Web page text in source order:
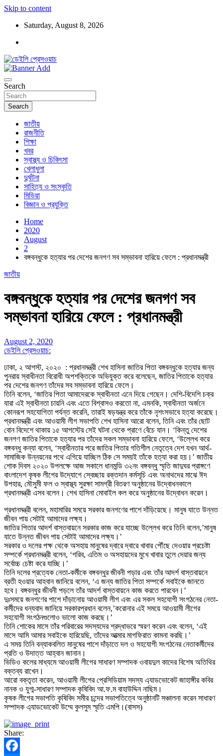
Skip to content
Saturday, August 8, 2026
ডেইলি প্রেসওয়াচ
Search
Search
জাতীয়
রাজনীতি
শিক্ষা
খবর
স্বাস্থ্য ও চিকিৎসা
খেলাধুলা
দুর্ঘটনা
সাহিত্য ও সংস্কৃতি
মিডিয়া
বিজ্ঞান ও প্রযুক্তি
Home
2020
August
2
বঙ্গবন্ধুকে হত্যার পর দেশের জনগণ সব সম্ভাবনা হারিয়ে ফেলে : প্রধানমন্ত্রী
জাতীয়
বঙ্গবন্ধুকে হত্যার পর দেশের জনগণ সব
সম্ভাবনা হারিয়ে ফেলে : প্রধানমন্ত্রী
August 2, 2020
ডেইলি প্রেসওয়াচ:
ঢাকা, ২ আগস্ট, ২০২০ : প্রধানমন্ত্রী শেখ হাসিনা জাতির পিতা বঙ্গবন্ধুকে হত্যার জন্য
পুনরায় স্বাধীনতা বিরোধী অপশক্তিকে অভিযুক্ত করে বলেছেন, জাতির পিতাকে হত্যার
পর দেশের জনগণ তাঁদের সব সম্ভাবনা হারিয়ে ফেলে।
তিনি বলেন, ‘জাতির পিতা আমাদেরকে স্বাধীনতা এনে দিয়ে গেছেন। দেশি-বিদেশি চক্র
যারা এই স্বাধীনতা চায়নি এবং এতে বিশ্বাসও করতো না, এমনকি, স্বাধীনতা অর্জনে
কোনরূপ সহযোগিতা পর্যন্ত করেনি, তারাই ষড়যন্ত্র করে তাঁকে নৃশংসভাবে হত্যা করেছে।
প্রধানমন্ত্রী এবং আওয়ামী লীগ সভাপতি শেখ হাসিনা আরো বলেন, তিনি এবং তাঁর ছোট
বোন বিদেশে থাকায় ১৫ আগস্টের সেই ঘটনা থেকে প্রাণে বেঁচে যান। ‘কিন্তু দেশের
জনগণ জাতির পিতাকে হত্যার পর তাঁদের সকল সম্ভাবনা হারিয়ে ফেলে, ‘উল্লেখ করে
বঙ্গবন্ধু কন্যা বলেন, ‘স্বাধীনতার পরে জাতির পিতার গতিশীল নেতৃত্বে দেশ যখন আর্থ-
সামাজিক উন্নয়নের পথে এগিয়ে যাচ্ছিল ঠিক সে সময়ই তাঁকে হত্যা করা হয়।’ জাতীয়
শোক দিবস ২০২০ উপলক্ষে আজ সকালে ধানমন্ডি ৩২নং বঙ্গবন্ধু স্মৃতি জাদুঘর প্রাঙ্গণে
বাংলাদেশ কৃষক লীগের উদ্যোগে স্বেচ্ছায় রক্তদান কর্মসূচি এবং অনাথদের মাঝে ঈদ
উপহার, মৌসুমী ফল ও স্বাস্থ্য সুরক্ষা সামগ্রী বিতরণ অনুষ্ঠানের উদ্বোধনকালে
প্রধানমন্ত্রী এসব বলেন। শেখ হাসিনা মোবাইল কল করে অনুষ্ঠানের উদ্বোধন করেন।
প্রধানমন্ত্রী বলেন, মহামারির সময়ে সরকার জনগণের পাশে দাঁড়িয়েছে। মানুষ যাতে উন্নত
জীবন পায় সেটাই আমাদের লক্ষ্য।
জাতির পিতার আদর্শ বাস্তবায়নে সরকার কাজ করে যাচ্ছে উল্লেখ করে তিনি বলেন,’মানুষ
যাতে উন্নত জীবন পায় সেটাই আমাদের লক্ষ্য।’
সরকার ও দলের পক্ষ থেকে অসহায় মানুষের দ্বারে দ্বারে খাবার পৌঁছে দেওয়ার প্রচেষ্টা
সম্পর্কে প্রধানমন্ত্রী বলেন, ‘গরিব, এতিম ও অসহায়দের মুখে খাবার তুলে দেয়ার জন্য
সর্বোচ্চ চেষ্টা করে যাচ্ছি।’
তিনি দলের প্রত্যেক নেতা-কর্মীকে বঙ্গবন্ধুর জীবনী পড়ার এবং তাঁর আদর্শ বাস্তবায়নে
ব্রতী হওয়ার আহবান জানিয়ে বলেন, ‘এ জন্য জাতির পিতা সম্পর্কে সবাইকে জানতে
হবে। বঙ্গবন্ধুর জীবনী পড়লে তাঁর আদর্শ বাস্তবায়নে কাজ করতে পারবেন।’
দুঃসময়ে জনগণের পাশে দাঁড়ানোয় আওয়ামী লীগ এবং এর সকল সহযোগী সংগঠনের নেতা-
কর্মীদের ধন্যবাদ জানিয়ে সরকারপ্রধান বলেন,’করোনার এই সময়ে আওয়ামী লীগের
সহযোগী সংগঠনগুলোও ভালো কাজ করছে।’
তিনি শোকের মাসে তাঁর পরিবারের সদস্যদের শ্রদ্ধাভরে স্মরণ করেন এবং বলেন, ‘এই
মাসে আমি আমার সবাইকে হারিয়েছি, তাঁদের আত্মার মাগফিরাত কামনা করছি।’
এ সময় তিনি বন্যাকবলিত মানুষের পাশে দাঁড়াতে দল ও সহযোগী সংগঠনের নেতাকর্মীদের
প্রতি ও উদাত্ত আহ্বান জানান।
ভিডিও কলের মাধ্যমে আওয়ামী লীগের সাধারণ সম্পাদক ওবায়দুল কাদের বিশেষ অতিথির
বক্তব্য রাখেন।
আরো বক্তৃতা করেন, আওয়ামী লীগের প্রেসিডিয়াম সদস্য এ্যাডভোকেট জাহাঙ্গীর কবির
নানক ও যুগ্ম-সাধারণ সম্পাদক কৃষিবিদ আ.ফ.ম বাহাউদ্দিন নাছিম।
কৃষক লীগের সভাপতি কৃষিবিদ সমীর চন্দের সভাপতিত্বে অনুষ্ঠানটি সঞ্চালনা করেন সাধারণ
সম্পাদক এ্যাডভোকেট উম্মে কুলসুম স্মৃতি এমপি।(বাসস)
Share: